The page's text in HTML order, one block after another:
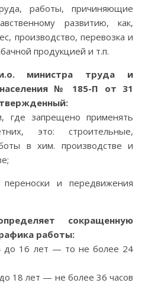
работы, причиняющие
развитию, как,
производство, перевозка и
продукцией и т.п.
министра труда и
№ 185-П от 31
где запрещено применять
это: строительные,
в хим. производстве и
и передвижения
сокращенную
работы:
до 16 лет — то не более 24
18 лет — не более 36 часов